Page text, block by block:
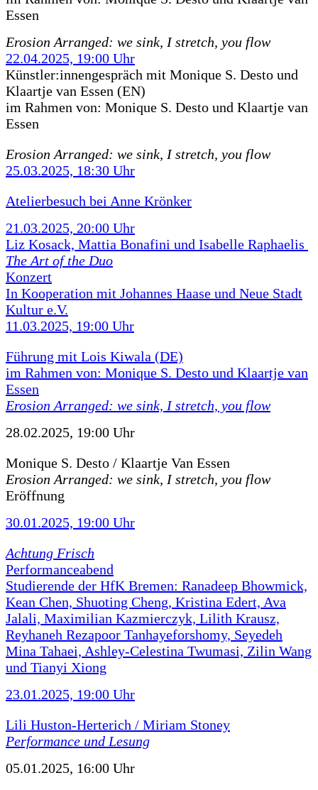
Essen
Erosion Arranged: we sink, I stretch, you flow
22.04.2025, 19:00 Uhr
Künstler:innengespräch mit Monique S. Desto und
Klaartje van Essen (EN)
im Rahmen von: Monique S. Desto und Klaartje van
Essen
Erosion Arranged: we sink, I stretch, you flow
25.03.2025, 18:30 Uhr
Atelierbesuch bei Anne Krönker
21.03.2025, 20:00 Uhr
Liz Kosack, Mattia Bonafini und Isabelle Raphaelis
The Art of the Duo
Konzert
In Kooperation mit Johannes Haase und Neue Stadt
Kultur e.V.
11.03.2025, 19:00 Uhr
Führung mit Lois Kiwala (DE)
im Rahmen von: Monique S. Desto und Klaartje van
Essen
Erosion Arranged: we sink, I stretch, you flow
28.02.2025, 19:00 Uhr
Monique S. Desto / Klaartje Van Essen
Erosion Arranged: we sink, I stretch, you flow
Eröffnung
30.01.2025, 19:00 Uhr
Achtung Frisch
Performanceabend
Studierende der HfK Bremen: Ranadeep Bhowmick,
Kean Chen, Shuoting Cheng, Kristina Edert, Ava
Jalali, Maximilian Kazmierczyk, Lilith Krausz,
Reyhaneh Rezapoor Tanhayeforshomy, Seyedeh
Mina Tahaei, Ashley-Celestina Twumasi, Zilin Wang
und Tianyi Xiong
23.01.2025, 19:00 Uhr
Lili Huston-Herterich / Miriam Stoney
Performance und Lesung
05.01.2025, 16:00 Uhr